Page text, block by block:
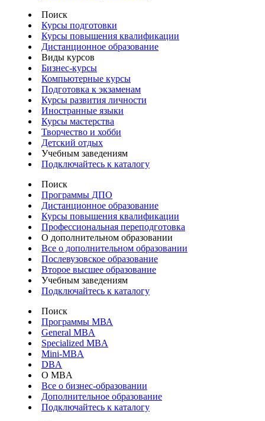
Поиск
Курсы подготовки
Курсы повышения квалификации
Дистанционное образование
Виды курсов
Бизнес-курсы
Компьютерные курсы
Подготовка к экзаменам
Курсы развития личности
Иностранные языки
Курсы мастерства
Творчество и хобби
Детский отдых
Учебным заведениям
Подключайтесь к каталогу
Поиск
Программы ДПО
Дистанционное образование
Курсы повышения квалификации
Профессиональная переподготовка
О дополнительном образовании
Все о дополнительном образовании
Послевузовское образование
Второе высшее образование
Учебным заведениям
Подключайтесь к каталогу
Поиск
Программы МВА
General MBA
Specialized MBA
Mini-MBA
DBA
О MBA
Все о бизнес-образовании
Дополнительное образование
Подключайтесь к каталогу